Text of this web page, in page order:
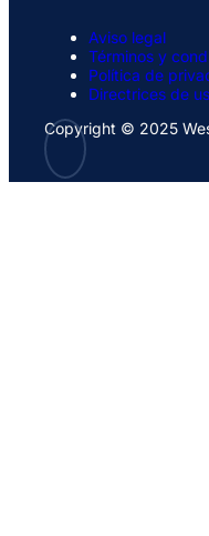
Aviso legal
Términos y
Política de
Directrices de
Copyright © 2025